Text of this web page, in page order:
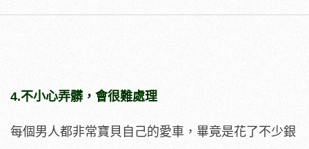
4.不小心弄髒，會很難處理
每個男人都非常寶貝自己的愛車，畢竟是花了不少銀